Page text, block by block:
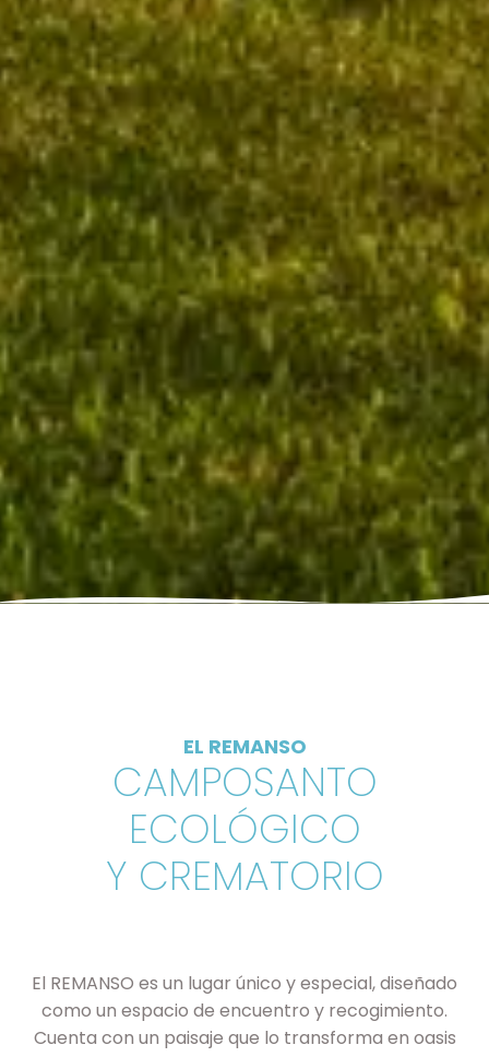
EL REMANSO
CAMPOSANTO
ECOLÓGICO
Y CREMATORIO
El REMANSO es un lugar único y especial, diseñado
como un espacio de encuentro y recogimiento.
Cuenta con un paisaje que lo transforma en oasis